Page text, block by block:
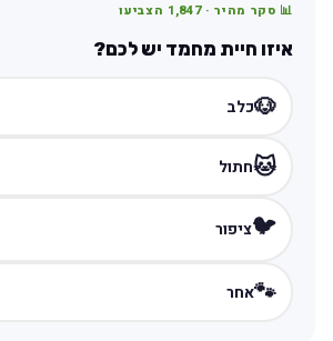
📊 סקר מהיר · 1,847הצביעו
איזו חיית מחמד יש לכם?
🐶כלב
🐱חתול
🐦ציפור
🐾אחר